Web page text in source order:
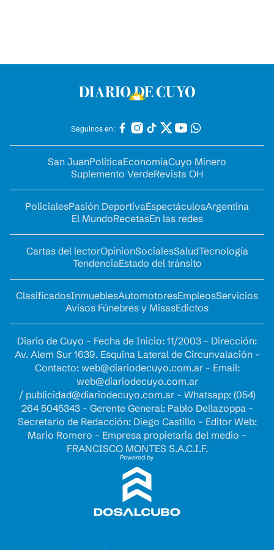
Seguinos en:
San JuanPolíticaEconomíaCuyo Minero
Suplemento VerdeRevista OH
PolicialesPasión DeportivaEspectáculosArgentina
El MundoRecetasEn las redes
Cartas del lectorOpinionSocialesSaludTecnología
TendenciaEstado del tránsito
ClasificadosInmueblesAutomotoresEmpleosServicios
Avisos Fúnebres y MisasEdictos
Diario de Cuyo - Fecha de Inicio: 11/2003 - Dirección:
Av. Alem Sur 1639. Esquina Lateral de Circunvalación -
Contacto: web@diariodecuyo.com.ar- Email:
web@diariodecuyo.com.ar
/ publicidad@diariodecuyo.com.ar- Whatsapp: (054)
264 5045343 - Gerente General: Pablo Dellazoppa -
Secretario de Redacción: Diego Castillo - Editor Web:
Mario Romero - Empresa propietaria del medio -
FRANCISCO MONTES S.A.C.I.F.